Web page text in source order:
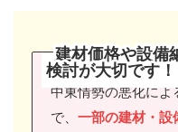
建材価格や設備
検討が大切です ！
中東情勢の悪化に
で、 一部の建材・設